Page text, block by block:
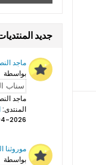
جديد
بواسطة
المنتدى:
11:36 PM
بواسطة